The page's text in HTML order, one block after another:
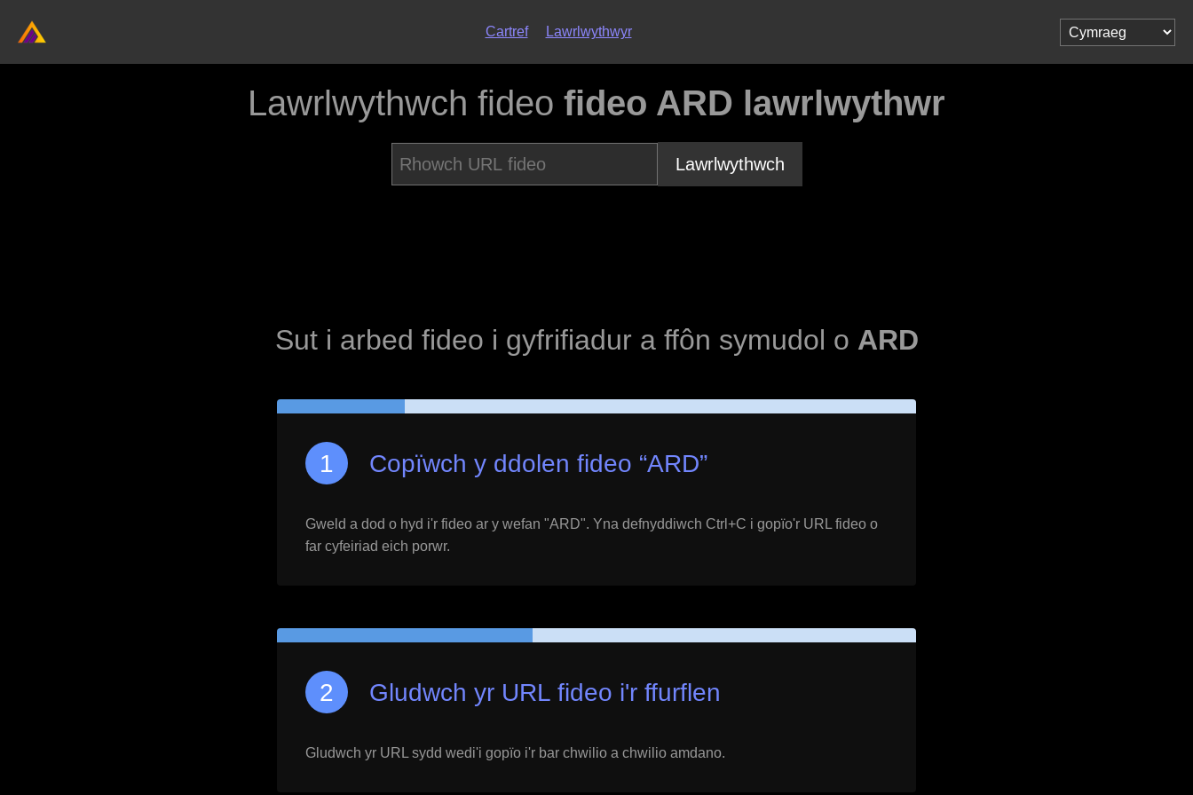
Cartref Lawrlwythwyr
Lawrlwythwch fideo fideo ARD lawrlwythwr
Lawrlwythwch
Sut i arbed fideo i gyfrifiadur a ffôn symudol o ARD
Copïwch y ddolen fideo “ARD”
Gweld a dod o hyd i'r fideo ar y wefan "ARD". Yna defnyddiwch Ctrl+C i gopïo'r URL fideo o
far cyfeiriad eich porwr.
Gludwch yr URL fideo i'r ffurflen
Gludwch yr URL sydd wedi'i gopïo i'r bar chwilio a chwilio amdano.